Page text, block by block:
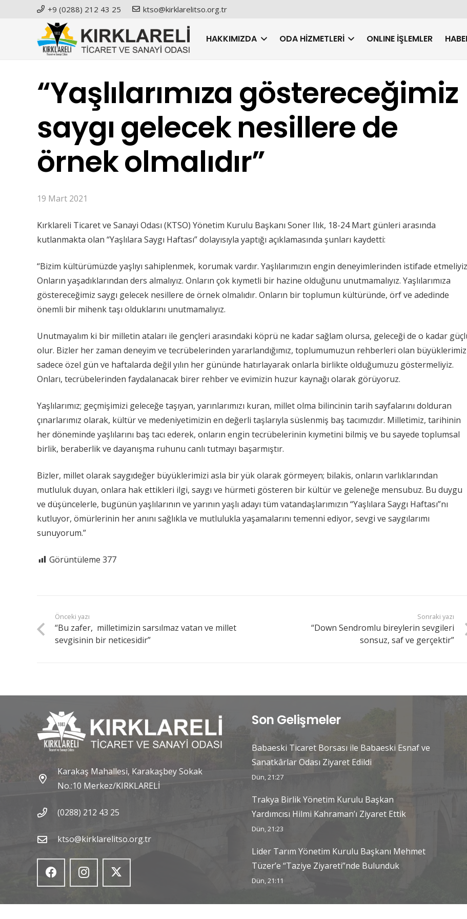
+9 (0288) 212 43 25 ktso@kirklarelitso.org.tr
HAKKIMIZDA ODA HIZMETLERI ONLINE İŞLEMLER
“Yaşlılarımıza göstereceğimiz
saygı gelecek nesillere de
örnek olmalıdır”
19 Mart 2021
Kırklareli Ticaret ve Sanayi Odası (KTSO) Yönetim Kurulu Başkanı Soner Ilık, 18-24 Mart günleri arasında
kutlanmakta olan “Yaşlılara Saygı Haftası” dolayısıyla yaptığı açıklamasında şunları kaydetti:
“Bizim kültürümüzde yaşlıyı sahiplenmek, korumak vardır. Yaşlılarımızın engin deneyimlerinden istifade
Onların yaşadıklarından ders almalıyız. Onların çok kıymetli bir hazine olduğunu unutmamalıyız. Yaşlılarımıza
göstereceğimiz saygı gelecek nesillere de örnek olmalıdır. Onların bir toplumun kültüründe, örf ve adedinde
önemli bir mihenk taşı olduklarını unutmamalıyız.
Unutmayalım ki bir milletin ataları ile gençleri arasındaki köprü ne kadar sağlam olursa, geleceği de o kadar
olur. Bizler her zaman deneyim ve tecrübelerinden yararlandığımız, toplumumuzun rehberleri olan
sadece özel gün ve haftalarda değil yılın her gününde hatırlayarak onlarla birlikte olduğumuzu göstermeliyiz.
Onları, tecrübelerinden faydalanacak birer rehber ve evimizin huzur kaynağı olarak görüyoruz.
Yaşlılarımız; geçmişimizi geleceğe taşıyan, yarınlarımızı kuran, millet olma bilincinin tarih sayfalarını dolduran
çınarlarımız olarak, kültür ve medeniyetimizin en değerli taşlarıyla süslenmiş baş tacımızdır. Milletimiz, tarihinin
her döneminde yaşlılarını baş tacı ederek, onların engin tecrübelerinin kıymetini bilmiş ve bu sayede toplumsal
birlik, beraberlik ve dayanışma ruhunu canlı tutmayı başarmıştır.
Bizler, millet olarak saygıdeğer büyüklerimizi asla bir yük olarak görmeyen; bilakis, onların varlıklarından
mutluluk duyan, onlara hak ettikleri ilgi, saygı ve hürmeti gösteren bir kültür ve geleneğe mensubuz. Bu duygu
ve düşüncelerle, bugünün yaşlılarının ve yarının yaşlı adayı tüm vatandaşlarımızın “Yaşlılara Saygı Haftası”nı
kutluyor, ömürlerinin her anını sağlıkla ve mutlulukla yaşamalarını temenni ediyor, sevgi ve saygılarımı
sunuyorum.”
Görüntüleme 377
Önceki yazı
“Bu zafer, milletimizin sarsılmaz vatan ve millet
sevgisinin bir neticesidir”
Sonraki yazı
“Down Sendromlu bireylerin sevgileri
sonsuz, saf ve gerçektir”
Karakaş Mahallesi, Karakaşbey Sokak
No.:10 Merkez/KIRKLARELİ
(0288) 212 43 25
ktso@kirklarelitso.org.tr
Son Gelişmeler
Babaeski Ticaret Borsası ile Babaeski Esnaf ve
Sanatkârlar Odası Ziyaret Edildi
Dün, 21:27
Trakya Birlik Yönetim Kurulu Başkan
Yardımcısı Hilmi Kahraman’ı Ziyaret Ettik
Dün, 21:23
Lider Tarım Yönetim Kurulu Başkanı Mehmet
Tüzer’e “Taziye Ziyareti”nde Bulunduk
Dün, 21:11